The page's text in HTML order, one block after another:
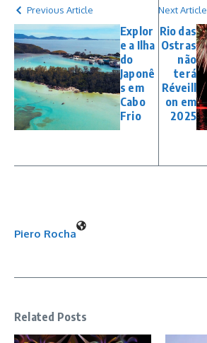
Previous Article
Explor
e a Ilha
do
Japonê
s em
Cabo
Frio
Next Article
Rio das
Ostras
não
terá
Réveill
on em
2025
Piero Rocha
Related Posts